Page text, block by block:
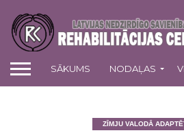
SĀKUMS NODAĻAS
ZĪMJU VALODĀ